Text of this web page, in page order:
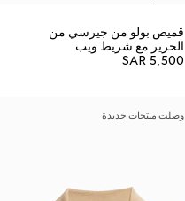
قميص بولو من جيرسي من
الحرير مع شريط ويب
SAR 5,500
وصلت منتجات جديدة